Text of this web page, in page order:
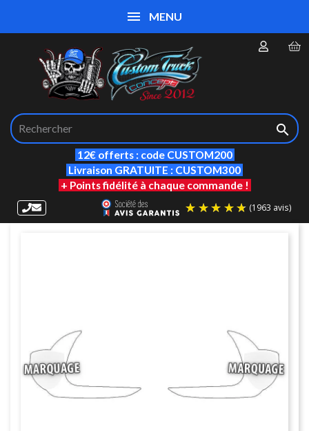

12€ offerts : code CUSTOM200
Livraison GRATUITE : CUSTOM300
+ Points fidélité à chaque commande !
MENU